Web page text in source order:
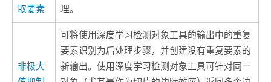
取要素
理。
非极大
可将使用深度学习检测对象工具的输出中的重复
要素识别为后处理步骤，并创建没有重复要素的
新输出。使用深度学习检测对象工具可针对同一